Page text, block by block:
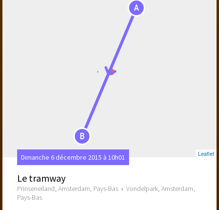
A
B
Leaflet
Dimanche 6 décembre 2015 à 10h01
Le tramway
Prinseneiland, Amsterdam, Pays-Bas › Vondelpark, Amsterdam,
Pays-Bas